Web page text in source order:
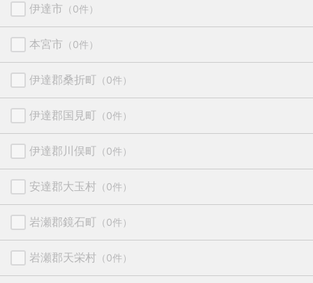
伊達市 （0件）
本宮市 （0件）
伊達郡桑折町 （0件）
伊達郡国見町 （0件）
伊達郡川俣町 （0件）
安達郡大玉村 （0件）
岩瀬郡鏡石町 （0件）
岩瀬郡天栄村 （0件）